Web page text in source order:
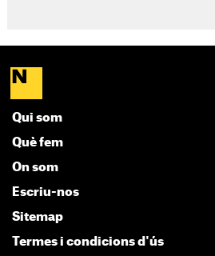
Qui som
Què fem
On som
Escriu-nos
Sitemap
Termes i condicions d'ús